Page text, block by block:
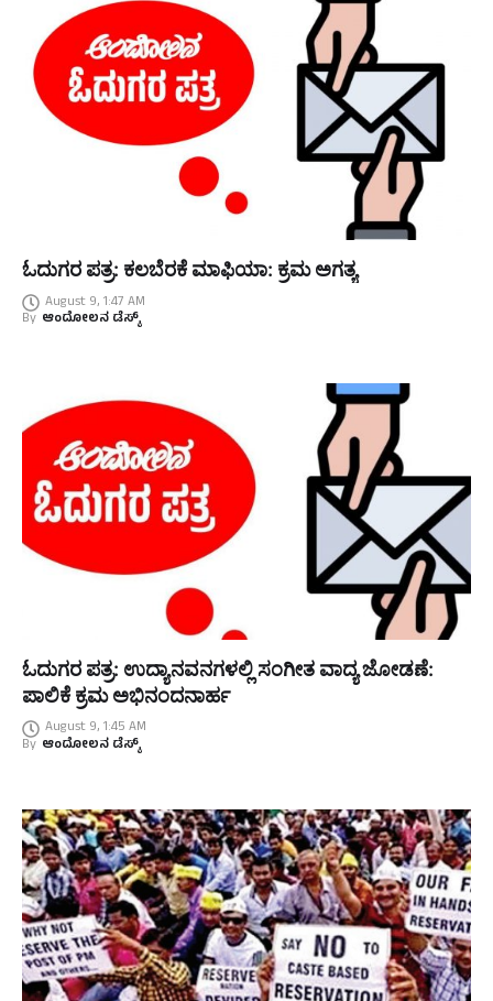
ಓದುಗರ ಪತ್ರ: ಕಲಬೆರಕೆ ಮಾಫಿಯಾ: ಕ್ರಮ ಅಗತ್ಯ
August 9, 1:47 AM
By ಆಂದೋಲನ ಡೆಸ್ಕ್
ಓದುಗರ ಪತ್ರ: ಉದ್ಯಾನವನಗಳಲ್ಲಿ ಸಂಗೀತ ವಾದ್ಯ ಜೋಡಣೆ:
ಪಾಲಿಕೆ ಕ್ರಮ ಅಭಿನಂದನಾರ್ಹ
August 9, 1:45 AM
By ಆಂದೋಲನ ಡೆಸ್ಕ್